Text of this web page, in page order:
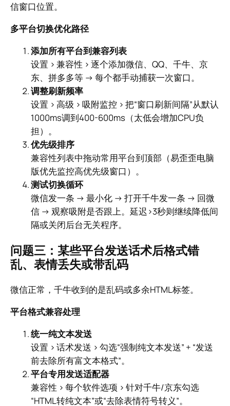
信窗口位置。
多平台切换优化路径
添加所有平台到兼容列表
设置 > 兼容性 > 逐个添加微信、QQ、千牛、京
东、拼多多等 → 每个都手动捕获一次窗口。
调整刷新频率
设置 > 高级 > 吸附监控 > 把“窗口刷新间隔”从默认
1000ms调到400-600ms（太低会增加CPU负
担）。
优先级排序
兼容性列表中拖动常用平台到顶部（易歪歪电脑
版优先监控高优先级窗口）。
测试切换循环
微信发一条 → 最小化 → 打开千牛发一条 → 回微
信 → 观察吸附是否跟上。延迟>3秒则继续降低间
隔或关闭后台无关程序。
问题三：某些平台发送话术后格式错
乱、表情丢失或带乱码
微信正常，千牛收到的是乱码或多余HTML标签。
平台格式兼容处理
统一纯文本发送
设置 > 话术发送 > 勾选“强制纯文本发送” + “发送
前去除所有富文本格式”。
平台专用发送适配器
兼容性 > 每个软件选项 > 针对千牛/京东勾选
“HTML转纯文本”或“去除表情符号转义”。